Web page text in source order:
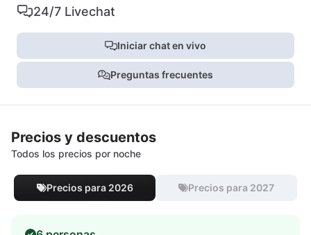
24/7 Livechat
Iniciar chat en vivo
Preguntas frecuentes
Precios y descuentos
Todos los precios por noche
Precios para 2026 Precios para 2027